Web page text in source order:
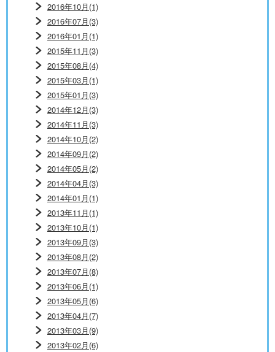
2016年10月(1)
2016年07月(3)
2016年01月(1)
2015年11月(3)
2015年08月(4)
2015年03月(1)
2015年01月(3)
2014年12月(3)
2014年11月(3)
2014年10月(2)
2014年09月(2)
2014年05月(2)
2014年04月(3)
2014年01月(1)
2013年11月(1)
2013年10月(1)
2013年09月(3)
2013年08月(2)
2013年07月(8)
2013年06月(1)
2013年05月(6)
2013年04月(7)
2013年03月(9)
2013年02月(6)